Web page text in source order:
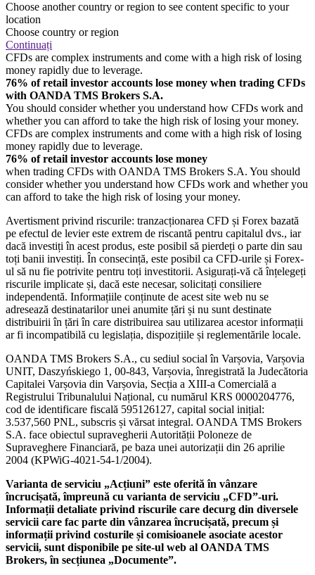
Choose another country or region to see content specific to your
location
Choose country or region
Continuați
CFDs are complex instruments and come with a high risk of losing
money rapidly due to leverage.
76% of retail investor accounts lose money when trading CFDs
with OANDA TMS Brokers S.A.
You should consider whether you understand how CFDs work and
whether you can afford to take the high risk of losing your money.
CFDs are complex instruments and come with a high risk of losing
money rapidly due to leverage.
76% of retail investor accounts lose money
when trading CFDs with OANDA TMS Brokers S.A. You should
consider whether you understand how CFDs work and whether you
can afford to take the high risk of losing your money.
Avertisment privind riscurile: tranzacționarea CFD și Forex bazată
pe efectul de levier este extrem de riscantă pentru capitalul dvs., iar
dacă investiți în acest produs, este posibil să pierdeți o parte din sau
toți banii investiți. În consecință, este posibil ca CFD-urile și Forex-
ul să nu fie potrivite pentru toți investitorii. Asigurați-vă că înțelegeți
riscurile implicate și, dacă este necesar, solicitați consiliere
independentă. Informațiile conținute de acest site web nu se
adresează destinatarilor unei anumite țări și nu sunt destinate
distribuirii în țări în care distribuirea sau utilizarea acestor informații
ar fi incompatibilă cu legislația, dispozițiile și reglementările locale.
OANDA TMS Brokers S.A., cu sediul social în Varșovia, Varșovia
UNIT, Daszyńskiego 1, 00-843, Varșovia, înregistrată la Judecătoria
Capitalei Varșovia din Varșovia, Secția a XIII-a Comercială a
Registrului Tribunalului Național, cu numărul KRS 0000204776,
cod de identificare fiscală 595126127, capital social inițial:
3.537,560 PNL, subscris și vărsat integral. OANDA TMS Brokers
S.A. face obiectul supravegherii Autorității Poloneze de
Supraveghere Financiară, pe baza unei autorizații din 26 aprilie
2004 (KPWiG-4021-54-1/2004).
Varianta de serviciu „Acțiuni” este oferită în vânzare
încrucișată, împreună cu varianta de serviciu „CFD”-uri.
Informații detaliate privind riscurile care decurg din diversele
servicii care fac parte din vânzarea încrucișată, precum și
informații privind costurile și comisioanele asociate acestor
servicii, sunt disponibile pe site-ul web al OANDA TMS
Brokers, în secțiunea „Documente”.